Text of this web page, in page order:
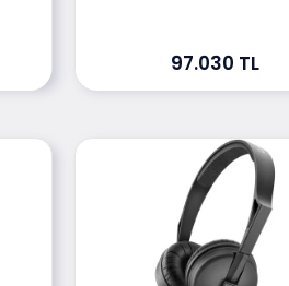
97.030 TL